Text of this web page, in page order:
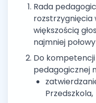
Rada
rozstrzygnięcia
większością
najmniej
Do
pedagogicznej
Przedszkola,